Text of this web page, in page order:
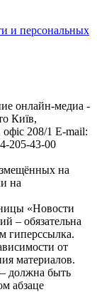
и персональных
онлайн-медиа -
Київ,
208/1 E-mail:
205-43-00
на
на
«Новости
– обязательна
гиперссылка.
от
материалов.
должна быть
абзаце